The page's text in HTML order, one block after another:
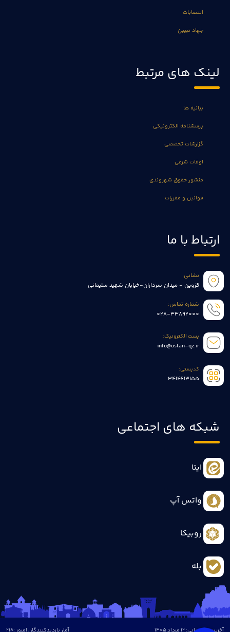
انتصابات
جهاد تبیین
لینک های مرتبط
بیانیه ها
پرسشنامه الکترونیکی
گزارشات تخصصی
اوقات شرعی
منشور حقوق شهروندی
قوانین و مقررات
ارتباط با ما
نشانی:
قزوین - میدان سرداران-خیابان شهید سلیمانی
شماره تماس:
028-33892000
پست الکترونیک:
info@ostan-qz.ir
کدپستی:
3414613155
شبکه های اجتماعی
ایتا
واتس آپ
روبیکا
بله